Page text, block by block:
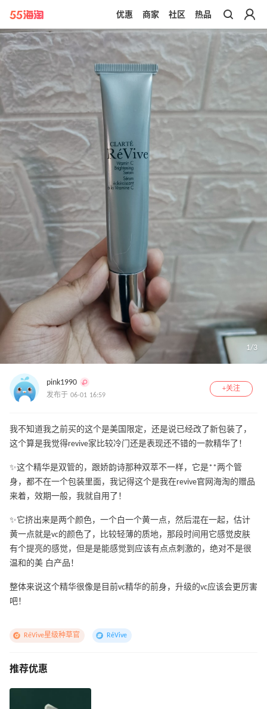
带你去官网买正品
优惠 商家 社区 热品
1/3
pink1990
发布于 06-01 16:59
+关注
我不知道我之前买的这个是美国限定，还是说已经改了新包装了，
这个算是我觉得revive家比较冷门还是表现还不错的一款精华了！
✨这个精华是双管的，跟娇韵诗那种双萃不一样，它是**两个管
身，都不在一个包装里面，我记得这个是我在revive官网海淘的赠品
来着，效期一般，我就自用了！
✨它挤出来是两个颜色，一个白一个黄一点，然后混在一起，估计
黄一点就是vc的颜色了，比较轻薄的质地，那段时间用它感觉皮肤
有个提亮的感觉，但是是能感觉到应该有点点刺激的，绝对不是很
温和的美 白产品！
整体来说这个精华很像是目前vc精华的前身，升级的vc应该会更厉害
吧！
RéVive星级种草官 RéVive
推荐优惠